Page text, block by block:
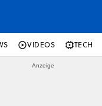
VIDEOS TECH